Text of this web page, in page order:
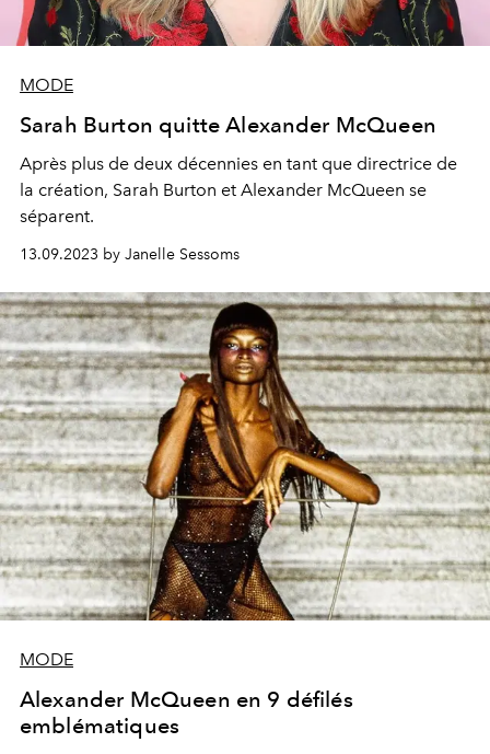
MODE
Sarah Burton quitte Alexander McQueen
Après plus de deux décennies en tant que directrice de
la création, Sarah Burton et Alexander McQueen se
séparent.
13.09.2023 by Janelle Sessoms
MODE
Alexander McQueen en 9 défilés
emblématiques